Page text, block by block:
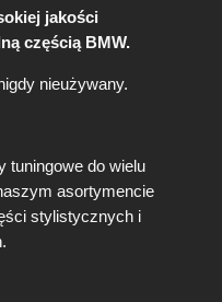
jakości
częścią BMW.
nieużywany.
tuningowe do wielu
asortymencie
stylistycznych i